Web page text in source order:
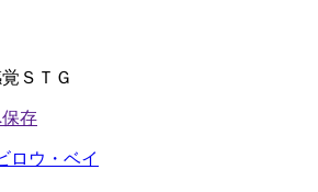
ＳＴＧ